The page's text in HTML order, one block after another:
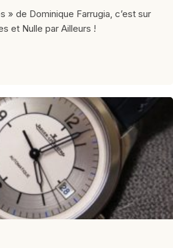
» de Dominique Farrugia, c’est sur
et Nulle par Ailleurs !